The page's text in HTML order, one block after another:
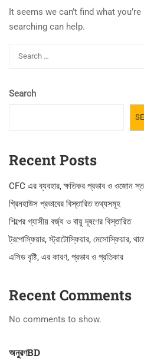
It seems we can’t find what
searching can help.
Search
Recent Posts
CFC এর ব্যবহার, ক্ষতিকর প্রভাব ও ওজোন স্তর
গ্রিনহাউস প্রভাবের বিস্তারিত তথ্যসমূহ
শিল্পের গ্যাসীয় বর্জ্য ও বায়ু দূষণের বিস্তারিত
ট্রপোস্ফিয়ার, স্ট্রাটোস্ফিয়ার, মেসোস্ফিয়ার,
এসিড বৃষ্টি, এর কারণ, প্রভাব ও প্রতিকার
Recent Comments
No comments to show.
অনুরণBD